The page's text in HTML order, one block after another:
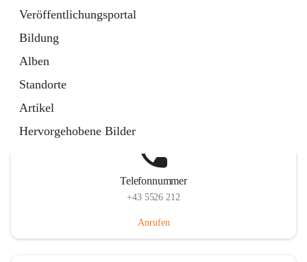
Veröffentlichungsportal
Bildung
Alben
Standorte
Artikel
Hervorgehobene Bilder
Telefonnummer
+43 5526 212
Anrufen